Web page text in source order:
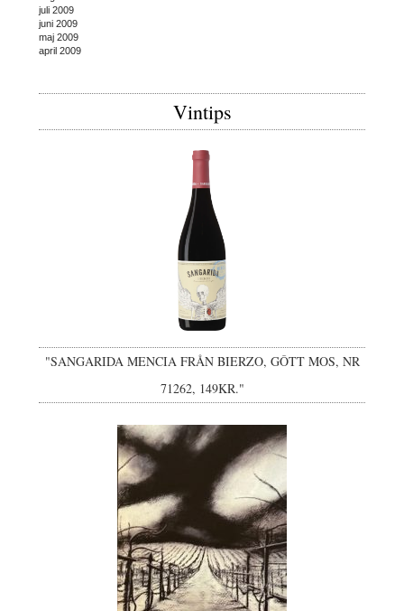
juli 2009
juni 2009
maj 2009
april 2009
Vintips
"SANGARIDA MENCIA FRÅN BIERZO, GÔTT MOS, NR
71262, 149KR."